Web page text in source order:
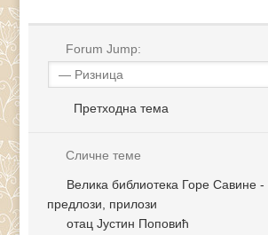
Forum Jump:
Претходна тема
Сличне теме
Велика библиотека Горе Савине
предлози, прилози
отац Јустин Поповић